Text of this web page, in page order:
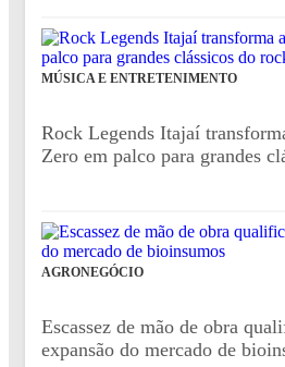
MÚSICA E ENTRETENIMENTO
Rock Legends Itajaí
Zero em palco para grandes
AGRONEGÓCIO
Escassez de mão de obra
expansão do mercado de